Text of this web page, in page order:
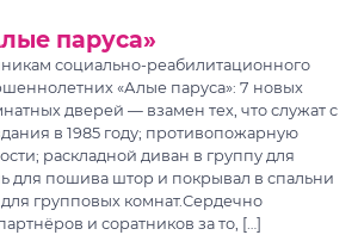
паруса»
социально-реабилитационного
«Алые паруса»: 7 новых
дверей — взамен тех, что служат с
в 1985 году; противопожарную
раскладной диван в группу для
для пошива штор и покрывал в спальни
групповых комнат.Сердечно
и соратников за то, […]